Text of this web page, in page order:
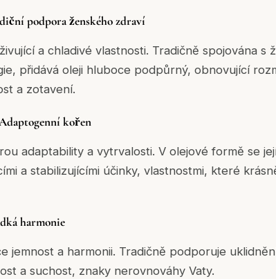
podpora ženského zdraví
a chladivé vlastnosti. Tradičně spojována s
přidává oleji hluboce podpůrný, obnovující
a zotavení.
kořen
adaptability a vytrvalosti. V olejové formě se
a stabilizujícími účinky, vlastnostmi, které
harmonie
jemnost a harmonii. Tradičně podporuje
a suchost, znaky nerovnováhy Vaty.